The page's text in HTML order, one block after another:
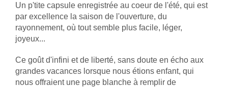
Un p'tite capsule enregistrée au coeur de l'été, qui est
par excellence la saison de l'ouverture, du
rayonnement, où tout semble plus facile, léger,
joyeux...
Ce goût d'infini et de liberté, sans doute en écho aux
grandes vacances lorsque nous étions enfant, qui
nous offraient une page blanche à remplir de